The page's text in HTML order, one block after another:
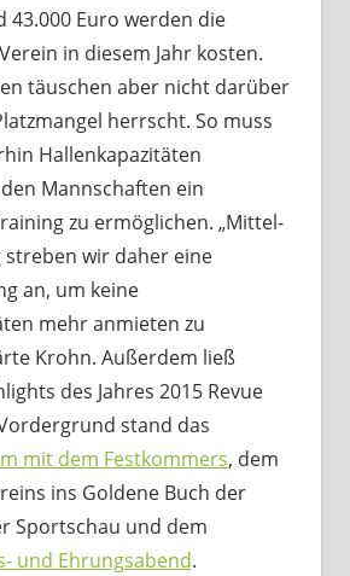
43.000 Euro werden die
in diesem Jahr kosten.
täuschen aber nicht darüber
herrscht. So muss
Hallenkapazitäten
Mannschaften ein
zu ermöglichen. „Mittel-
wir daher eine
an, um keine
mehr anmieten zu
Krohn. Außerdem ließ
des Jahres 2015 Revue
stand das
mit dem Festkommers, dem
ins Goldene Buch der
Sportschau und dem
und Ehrungsabend.